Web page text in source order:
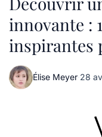
innovante :
inspirantes
Élise Meyer·28